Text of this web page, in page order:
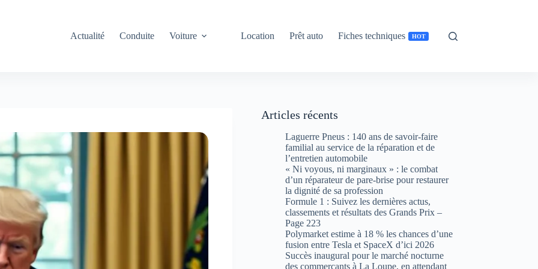
Actualité Conduite Voiture Location Prêt auto Fiches techniques HOT
Articles récents
Laguerre Pneus : 140 ans de savoir-faire
familial au service de la réparation et de
l’entretien automobile
« Ni voyous, ni marginaux » : le combat
d’un réparateur de pare-brise pour restaurer
la dignité de sa profession
Formule 1 : Suivez les dernières actus,
classements et résultats des Grands Prix –
Page 223
Polymarket estime à 18 % les chances d’une
fusion entre Tesla et SpaceX d’ici 2026
Succès inaugural pour le marché nocturne
des commerçants à La Loupe, en attendant